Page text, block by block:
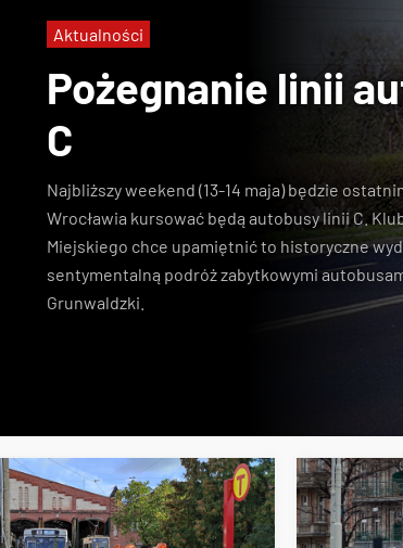
Pożegnanie linii
C
Najbliższy weekend (13-14 maja) będzie
Wrocławia kursować będą autobusy linii C.
Miejskiego chce upamiętnić to historyczne
sentymentalną podróż zabytkowymi
Grunwaldzki.
Aktualności